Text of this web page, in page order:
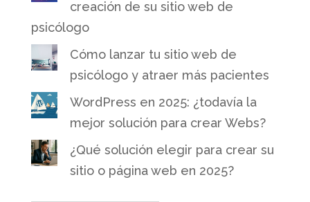
creación de su sitio web de
psicólogo
Cómo lanzar tu sitio web de
psicólogo y atraer más pacientes
WordPress en 2025: ¿todavía la
mejor solución para crear Webs?
¿Qué solución elegir para crear su
sitio o página web en 2025?